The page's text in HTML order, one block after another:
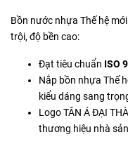
Bồn nước nhựa Thế hệ
trội, độ bền cao:
Đạt tiêu chuẩn ISO
Nắp bồn nhựa Thế
kiểu dáng sang
Logo TÂN Á ĐẠI
thương hiệu nhà